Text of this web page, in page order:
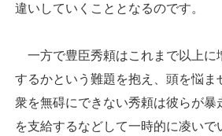
違いしていくこととなるのです。
一方で豊臣秀頼はこれまで以上に
するかという難題を抱え、頭を悩ま
衆を無碍にできない秀頼は彼らが暴
を支給するなどして一時的に凌いで